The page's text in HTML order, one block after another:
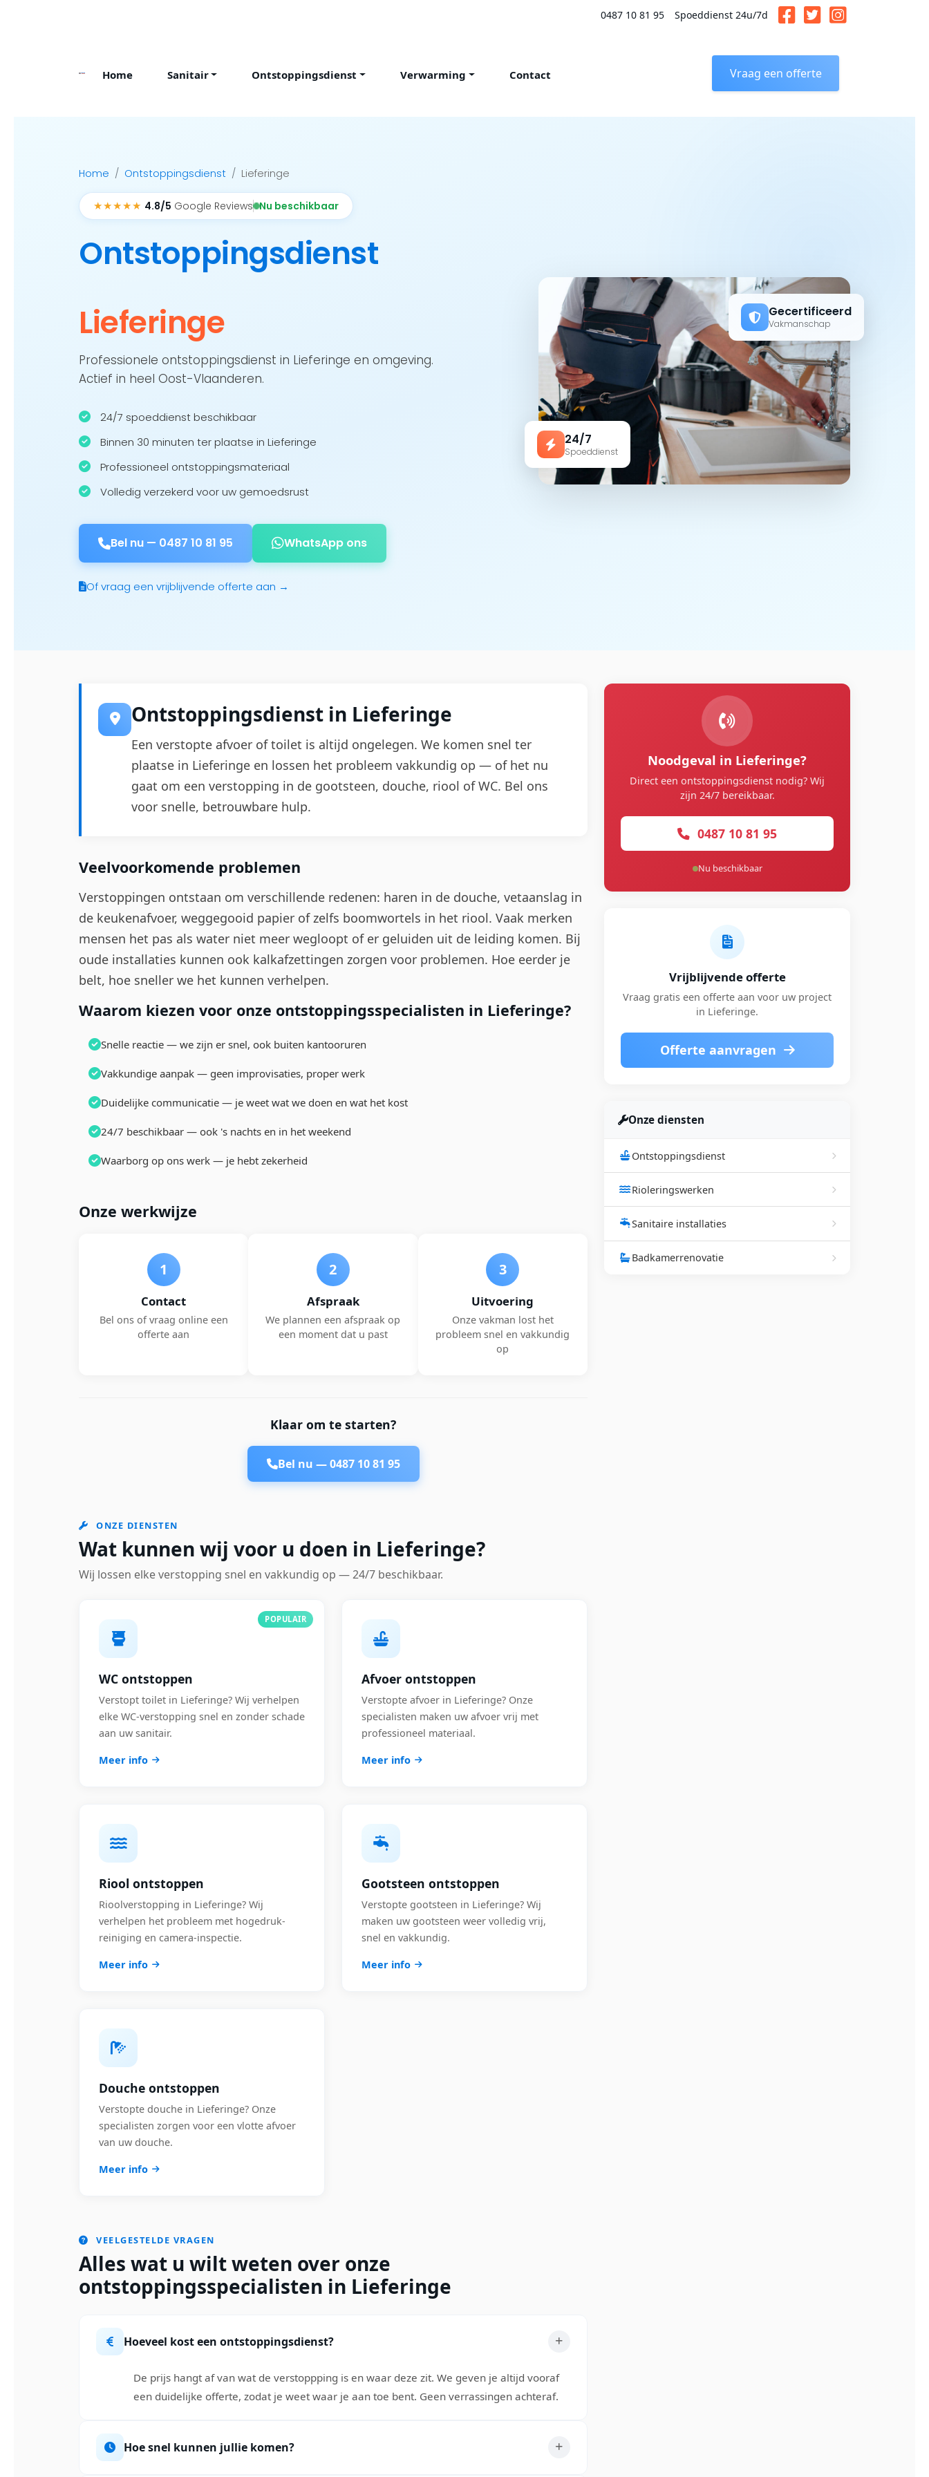
0487 10 81 95 Spoeddienst 24u/7d
Home Sanitair Ontstoppingsdienst Verwarming Contact Vraag een offerte
Home Ontstoppingsdienst Lieferinge
★★★★★ 4.8/5 Google Reviews Nu beschikbaar
Ontstoppingsdienst
Lieferinge
Professionele ontstoppingsdienst in Lieferinge en omgeving.
Actief in heel Oost-Vlaanderen.
24/7 spoeddienst beschikbaar
Binnen 30 minuten ter plaatse in Lieferinge
Professioneel ontstoppingsmateriaal
Volledig verzekerd voor uw gemoedsrust
Bel nu — 0487 10 81 95 WhatsApp ons
Of vraag een vrijblijvende offerte aan →
24/7
Spoeddienst
Gecertificeerd
Vakmanschap
Ontstoppingsdienst in Lieferinge
Een verstopte afvoer of toilet is altijd ongelegen. We komen snel ter
plaatse in Lieferinge en lossen het probleem vakkundig op — of het nu
gaat om een verstopping in de gootsteen, douche, riool of WC. Bel ons
voor snelle, betrouwbare hulp.
Veelvoorkomende problemen
Verstoppingen ontstaan om verschillende redenen: haren in de douche, vetaanslag in
de keukenafvoer, weggegooid papier of zelfs boomwortels in het riool. Vaak merken
mensen het pas als water niet meer wegloopt of er geluiden uit de leiding komen. Bij
oude installaties kunnen ook kalkafzettingen zorgen voor problemen. Hoe eerder je
belt, hoe sneller we het kunnen verhelpen.
Waarom kiezen voor onze ontstoppingsspecialisten in Lieferinge?
Snelle reactie — we zijn er snel, ook buiten kantooruren
Vakkundige aanpak — geen improvisaties, proper werk
Duidelijke communicatie — je weet wat we doen en wat het kost
24/7 beschikbaar — ook 's nachts en in het weekend
Waarborg op ons werk — je hebt zekerheid
Onze werkwijze
1
Contact
Bel ons of vraag online een
offerte aan
2
Afspraak
We plannen een afspraak op
een moment dat u past
3
Uitvoering
Onze vakman lost het
probleem snel en vakkundig
op
Klaar om te starten?
Bel nu —0487 10 81 95
ONZE DIENSTEN
Wat kunnen wij voor u doen in Lieferinge?
Wij lossen elke verstopping snel en vakkundig op — 24/7 beschikbaar.
POPULAIR
WC ontstoppen
Verstopt toilet in Lieferinge? Wij verhelpen
elke WC-verstopping snel en zonder schade
aan uw sanitair.
Meer info
Afvoer ontstoppen
Verstopte afvoer in Lieferinge? Onze
specialisten maken uw afvoer vrij met
professioneel materiaal.
Meer info
Riool ontstoppen
Rioolverstopping in Lieferinge? Wij
verhelpen het probleem met hogedruk-
reiniging en camera-inspectie.
Meer info
Gootsteen ontstoppen
Verstopte gootsteen in Lieferinge? Wij
maken uw gootsteen weer volledig vrij,
snel en vakkundig.
Meer info
Douche ontstoppen
Verstopte douche in Lieferinge? Onze
specialisten zorgen voor een vlotte afvoer
van uw douche.
Meer info
VEELGESTELDE VRAGEN
Alles wat u wilt weten over onze
ontstoppingsspecialisten in Lieferinge
Hoeveel kost een ontstoppingsdienst?
De prijs hangt af van wat de verstoppping is en waar deze zit. We geven je altijd vooraf
een duidelijke offerte, zodat je weet waar je aan toe bent. Geen verrassingen achteraf.
Hoe snel kunnen jullie komen?
Noodgeval in Lieferinge?
Direct een ontstoppingsdienst nodig? Wij
zijn 24/7 bereikbaar.
0487 10 81 95
Nu beschikbaar
Vrijblijvende offerte
Vraag gratis een offerte aan voor uw project
in Lieferinge.
Offerte aanvragen
Onze diensten
Ontstoppingsdienst
Rioleringswerken
Sanitaire installaties
Badkamerrenovatie